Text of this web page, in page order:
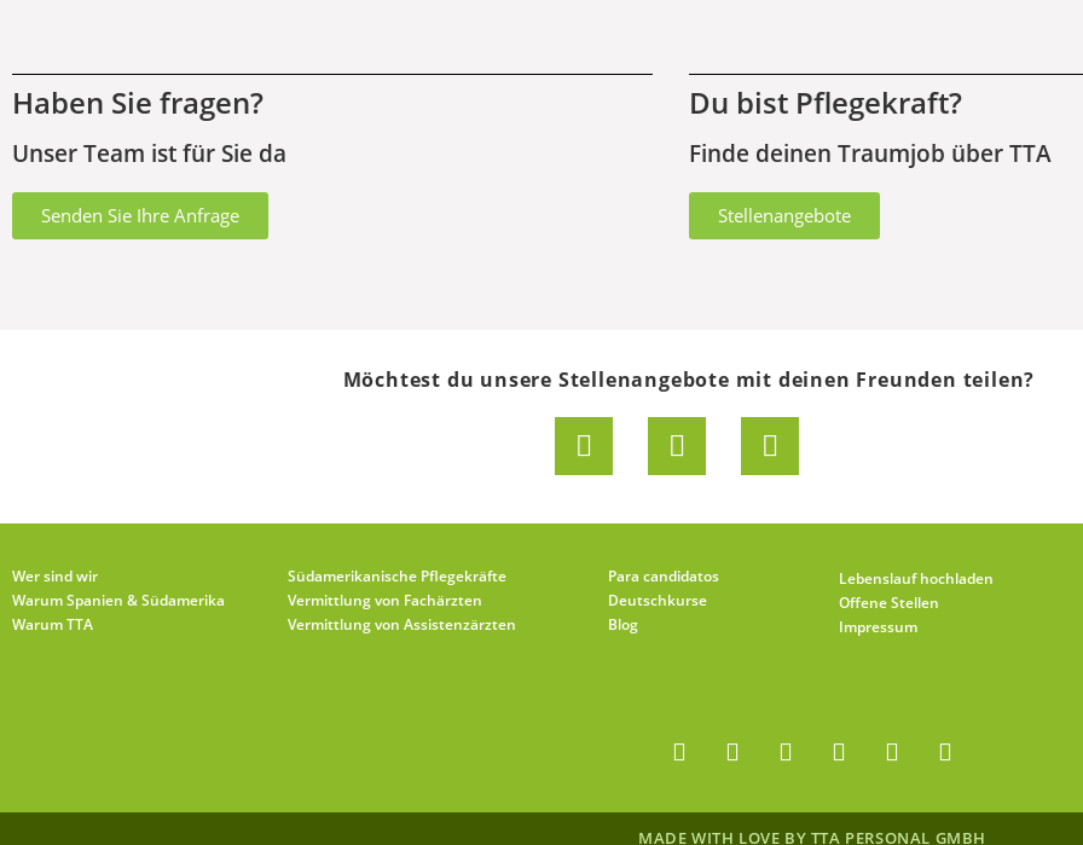
Haben Sie fragen?
Unser Team ist für Sie da
Senden Sie Ihre Anfrage
Du bist Pflegekraft?
Finde deinen Traumjob über TTA
Stellenangebote
Möchtest du unsere Stellenangebote mit deinen Freunden teilen?
Wer sind wir
Warum Spanien & Südamerika
Warum TTA
Südamerikanische Pflegekräfte
Vermittlung von Fachärzten
Vermittlung von Assistenzärzten
Para candidatos
Deutschkurse
Blog
Lebenslauf hochladen
Offene Stellen
Impressum
MADE WITH LOVE BY TTA PERSONAL GMBH